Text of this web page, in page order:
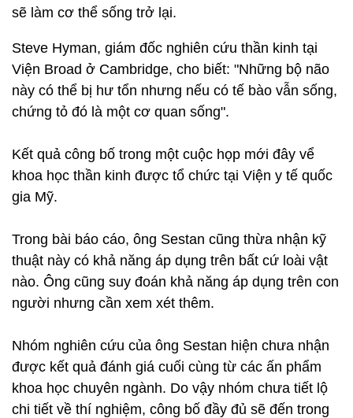
sẽ làm cơ thể sống trở lại.
Steve Hyman, giám đốc nghiên cứu thần kinh tại
Viện Broad ở Cambridge, cho biết: "Những bộ não
này có thể bị hư tổn nhưng nếu có tế bào vẫn sống,
chứng tỏ đó là một cơ quan sống".
Kết quả công bố trong một cuộc họp mới đây vể
khoa học thần kinh được tổ chức tại Viện y tế quốc
gia Mỹ.
Trong bài báo cáo, ông Sestan cũng thừa nhận kỹ
thuật này có khả năng áp dụng trên bất cứ loài vật
nào. Ông cũng suy đoán khả năng áp dụng trên con
người nhưng cần xem xét thêm.
Nhóm nghiên cứu của ông Sestan hiện chưa nhận
được kết quả đánh giá cuối cùng từ các ấn phẩm
khoa học chuyên ngành. Do vậy nhóm chưa tiết lộ
chi tiết về thí nghiệm, công bố đầy đủ sẽ đến trong